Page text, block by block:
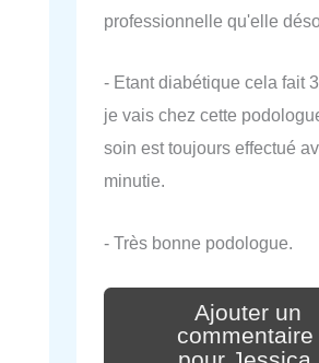
professionnelle qu'elle
- Etant diabétique cela fait
je vais chez cette
soin est toujours effectué
minutie.
- Très bonne podologue.
Ajouter un
commentaire